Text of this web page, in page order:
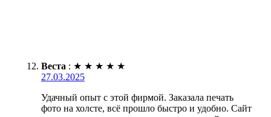
Веста : ★ ★ ★ ★ ★
27.03.2025
Удачный опыт с этой фирмой. Заказала печать
фото на холсте, всё прошло быстро и удобно. Сайт